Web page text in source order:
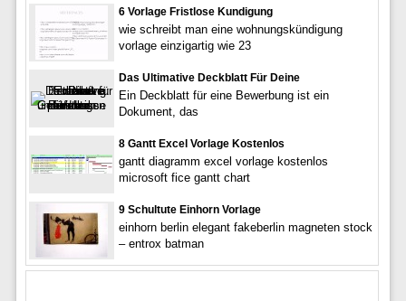
6 Vorlage Fristlose Kundigung
wie schreibt man eine wohnungskündigung
vorlage einzigartig wie 23
Das Ultimative Deckblatt Für Deine
Ein Deckblatt für eine Bewerbung ist ein
Dokument, das
8 Gantt Excel Vorlage Kostenlos
gantt diagramm excel vorlage kostenlos
microsoft fice gantt chart
9 Schultute Einhorn Vorlage
einhorn berlin elegant fakeberlin magneten stock
– entrox batman